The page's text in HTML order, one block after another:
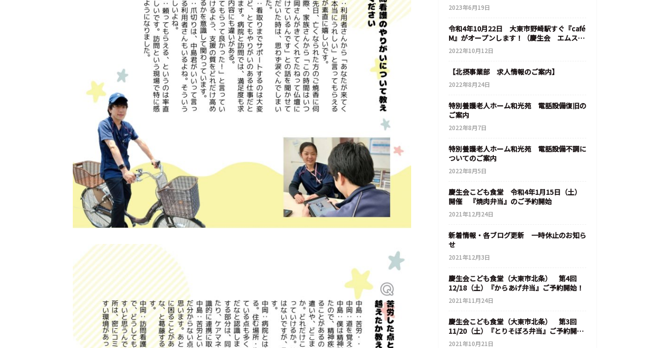
2023年6月19日
令和4年10月22日 大東市野崎駅すぐ『café
M』がオープンします！（慶生会 エムステ
ージ野崎）
2022年10月12日
【北摂事業部 求人情報のご案内】
2022年8月24日
特別養護老人ホーム和光苑 電話設備復旧の
ご案内
2022年8月7日
特別養護老人ホーム和光苑 電話設備不調に
ついてのご案内
2022年8月5日
慶生会こども食堂 令和4年1月15日（土）
開催 『焼肉弁当』のご予約開始
2021年12月24日
新着情報・各ブログ更新 一時休止のお知ら
せ
2021年12月3日
慶生会こども食堂（大東市北条） 第4回
12/18（土）『からあげ弁当』ご予約開始！
2021年11月24日
慶生会こども食堂（大東市北条） 第3回
11/20（土）『とりそぼろ弁当』ご予約開
始！
2021年10月21日